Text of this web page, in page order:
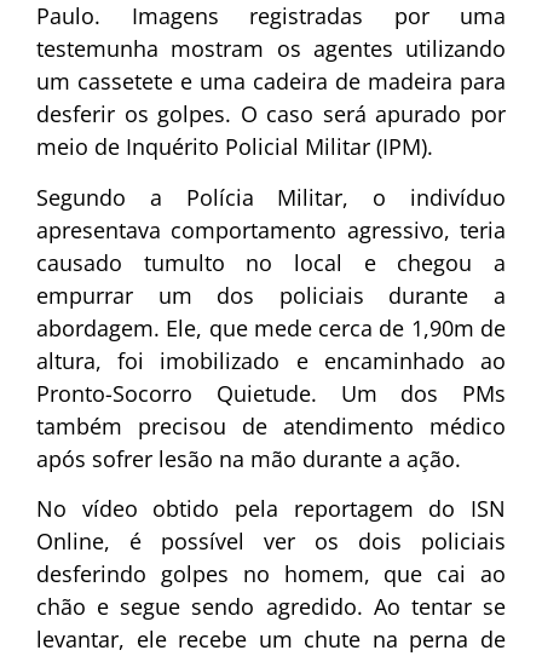
Paulo. Imagens registradas por uma
testemunha mostram os agentes utilizando
um cassetete e uma cadeira de madeira para
desferir os golpes. O caso será apurado por
meio de Inquérito Policial Militar (IPM).
Segundo a Polícia Militar, o indivíduo
apresentava comportamento agressivo, teria
causado tumulto no local e chegou a
empurrar um dos policiais durante a
abordagem. Ele, que mede cerca de 1,90m de
altura, foi imobilizado e encaminhado ao
Pronto-Socorro Quietude. Um dos PMs
também precisou de atendimento médico
após sofrer lesão na mão durante a ação.
No vídeo obtido pela reportagem do ISN
Online, é possível ver os dois policiais
desferindo golpes no homem, que cai ao
chão e segue sendo agredido. Ao tentar se
levantar, ele recebe um chute na perna de